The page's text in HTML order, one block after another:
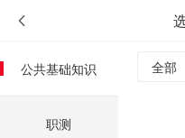
公共基础知识
职测
全部